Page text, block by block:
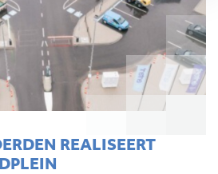
REALISEERT